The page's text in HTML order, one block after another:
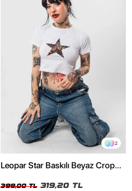
2
Leopar Star Baskılı Beyaz Crop
399,00 TL 319,20 TL